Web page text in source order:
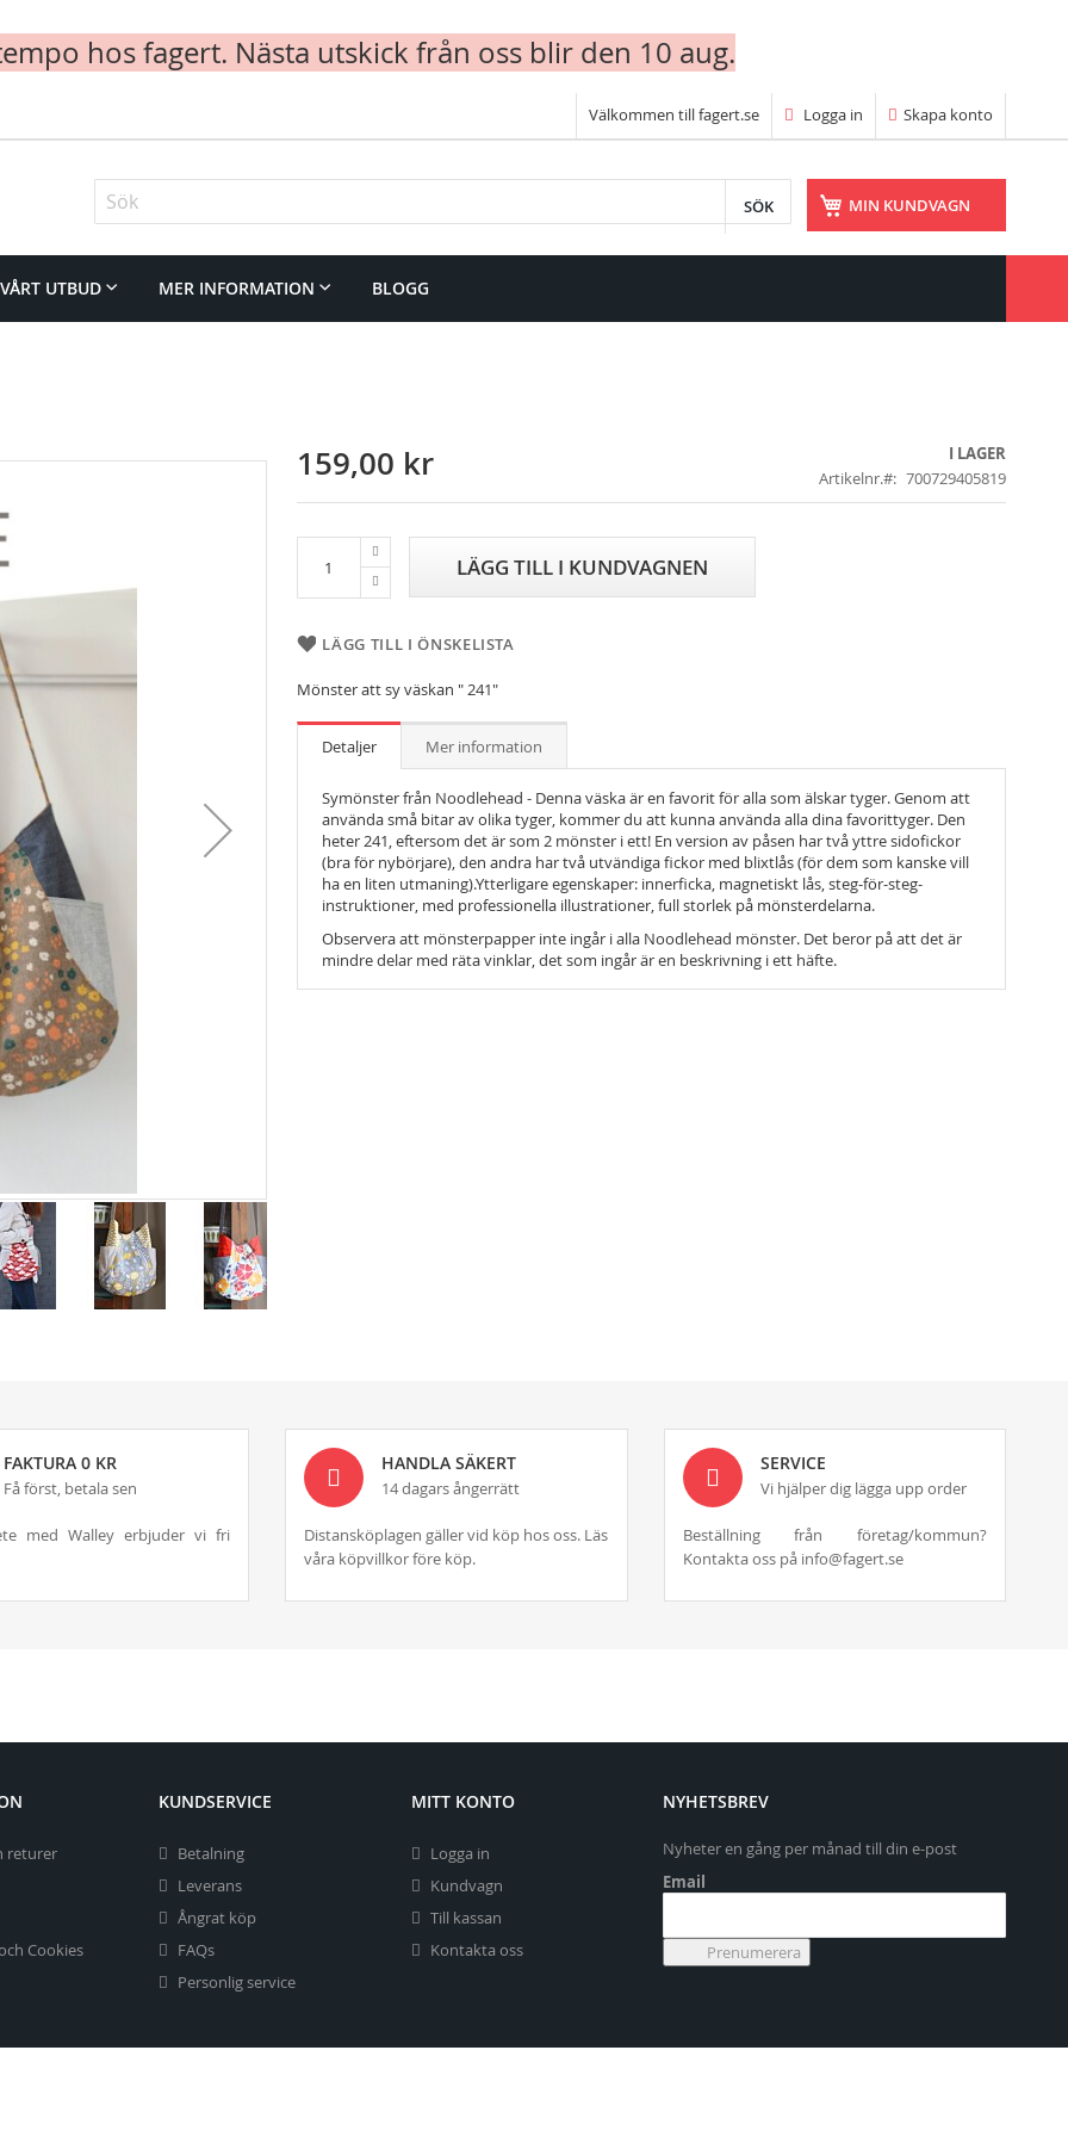
hos fagert. Nästa utskick från oss blir den 10 aug.
Välkommen till fagert.se Logga in Skapa konto
MIN KUNDVAGN
Sök
VÅRT UTBUD MER INFORMATION BLOGG
159,00 kr
I LAGER
Artikelnr.
700729405819
LÄGG TILL I KUNDVAGNEN
LÄGG TILL I ÖNSKELISTA
Mönster att sy väskan " 241"
Detaljer
Symönster från Noodlehead - Denna väska är en favorit för alla som älskar tyger. Genom att
använda små bitar av olika tyger, kommer du att kunna använda alla dina favorittyger. Den
heter 241, eftersom det är som 2 mönster i ett! En version av påsen har två yttre sidofickor
(bra för nybörjare), den andra har två utvändiga fickor med blixtlås (för dem som kanske vill
ha en liten utmaning).Ytterligare egenskaper: innerficka, magnetiskt lås, steg-för-steg-
instruktioner, med professionella illustrationer, full storlek på mönsterdelarna.
Observera att mönsterpapper inte ingår i alla Noodlehead mönster. Det beror på att det är
mindre delar med räta vinklar, det som ingår är en beskrivning i ett häfte.
Mer information
FAKTURA 0 KR
Få först, betala sen
med Walley erbjuder vi fri
HANDLA SÄKERT
14 dagars ångerrätt
Distansköplagen gäller vid köp hos oss. Läs
våra köpvillkor före köp.
SERVICE
Vi hjälper dig lägga upp order
Beställning från företag/kommun?
Kontakta oss på info@fagert.se
returer
Cookies
KUNDSERVICE
Betalning
Leverans
Ångrat köp
FAQs
Personlig service
MITT KONTO
Logga in
Kundvagn
Till kassan
Kontakta oss
NYHETSBREV
Nyheter en gång per månad till din e-post
Email